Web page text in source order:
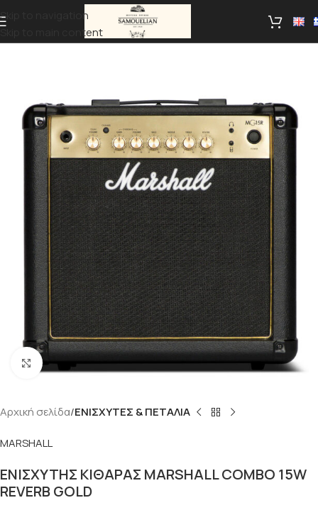
Skip to navigation
Skip to main content
Click to enlarge
Αρχική σελίδα ΕΝΙΣΧΥΤΕΣ & ΠΕΤΑΛΙΑ
MARSHALL
ΕΝΙΣΧΥΤΗΣ ΚΙΘΑΡΑΣ MARSHALL COMBO 15W
REVERB GOLD